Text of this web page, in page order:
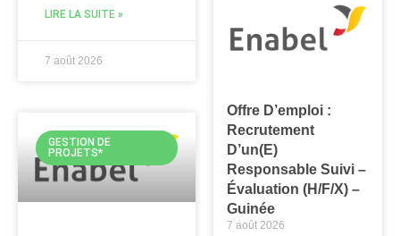
LIRE LA SUITE »
7 août 2026
GESTION DE
PROJETS*
Offre D’emploi :
Recrutement
D’un(e)
Responsable Suivi –
Évaluation (H/F/X) –
Guinée
7 août 2026